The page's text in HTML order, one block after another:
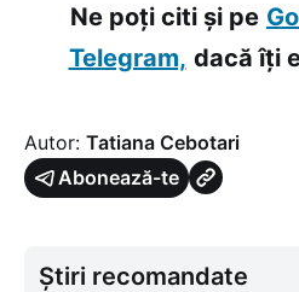
Ne poți citi și pe
Telegram, dacă îți
Autor: Tatiana Cebotari
Abonează-te
Știri recomandate